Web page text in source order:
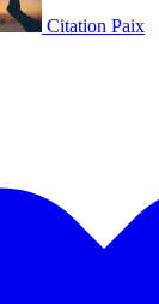
Citation Paix